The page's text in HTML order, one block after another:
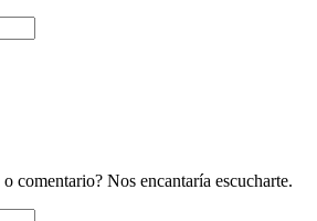
comentario? Nos encantaría escucharte.